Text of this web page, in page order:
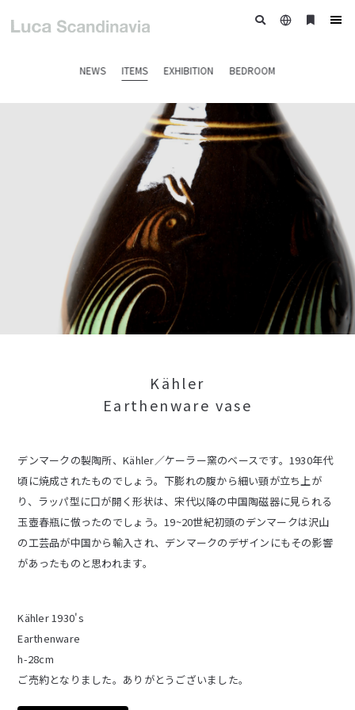
NEWS ITEMS EXHIBITION BEDROOM
日
ブ
ー
Kähler
Earthenware vase
デンマークの製陶所、Kähler／ケーラー窯のベースです。1930年代
頃に焼成されたものでしょう。下膨れの腹から細い頸が立ち上が
り、ラッパ型に口が開く形状は、宋代以降の中国陶磁器に見られる
玉壺春瓶に倣ったのでしょう。19~20世紀初頭のデンマークは沢山
の工芸品が中国から輸入され、デンマークのデザインにもその影響
があったものと思われます。
Kähler 1930's
Earthenware
h-28cm
ご売約となりました。ありがとうございました。